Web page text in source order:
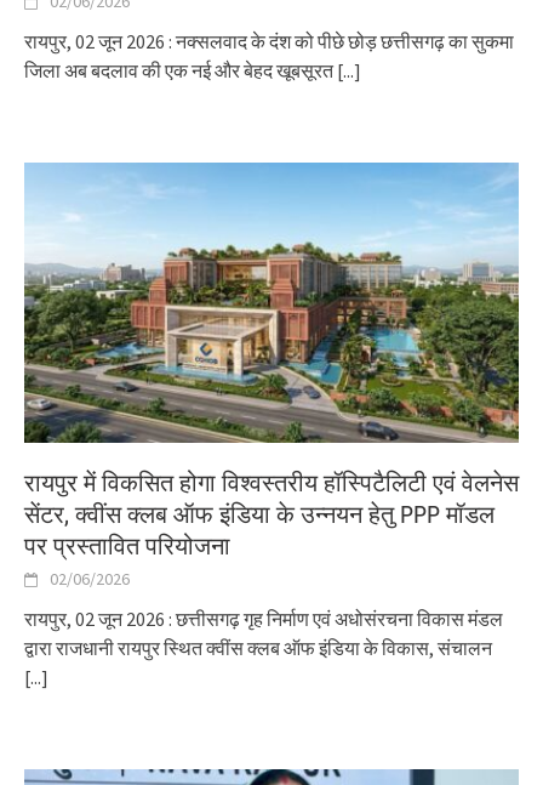
रायपुर, 02 जून 2026 : नक्सलवाद के दंश को पीछे छोड़ छत्तीसगढ़ का सुकमा
जिला अब बदलाव की एक नई और बेहद खूबसूरत[...]
रायपुर में विकसित होगा विश्वस्तरीय हॉस्पिटैलिटी एवं वेलनेस
सेंटर, क्वींस क्लब ऑफ इंडिया के उन्नयन हेतु PPP मॉडल
पर प्रस्तावित परियोजना
02/06/2026
रायपुर, 02 जून 2026 : छत्तीसगढ़ गृह निर्माण एवं अधोसंरचना विकास मंडल
द्वारा राजधानी रायपुर स्थित क्वींस क्लब ऑफ इंडिया के विकास, संचालन
[...]